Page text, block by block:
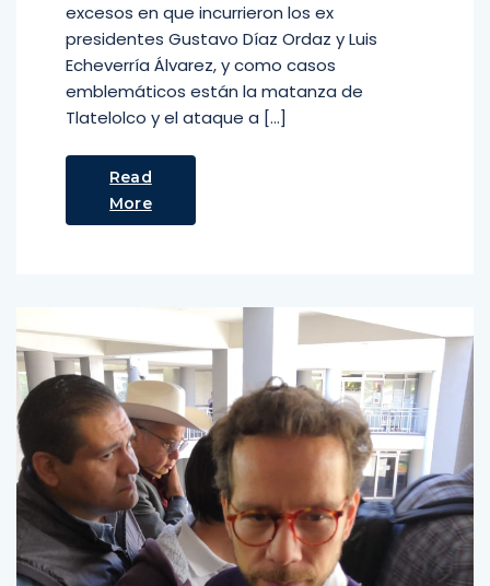
excesos en que incurrieron los ex
presidentes Gustavo Díaz Ordaz y Luis
Echeverría Álvarez, y como casos
emblemáticos están la matanza de
Tlatelolco y el ataque a […]
Read
More